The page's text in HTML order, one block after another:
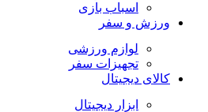
اسباب بازی
ورزش و سفر
لوازم ورزشی
تجهیزات سفر
کالای دیجیتال
ابزار دیجیتال